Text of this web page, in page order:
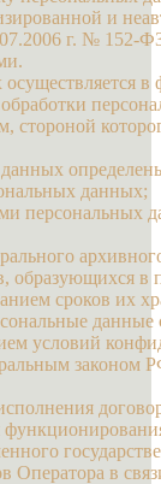
и
г. № 152-
стороной
данных;
в
сроков их
условий
законом
Оператора в